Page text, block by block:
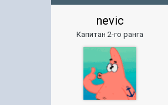
nevic
Капитан 2-го ранга